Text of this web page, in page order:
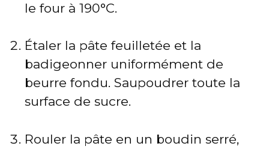
le four à 190°C.
Étaler la pâte feuilletée et la
badigeonner uniformément de
beurre fondu. Saupoudrer toute la
surface de sucre.
Rouler la pâte en un boudin serré,